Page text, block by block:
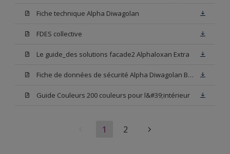
Fiche technique Alpha Diwagolan
FDES collective
Le guide_des solutions facade2 Alphaloxan Extra
Fiche de données de sécurité Alpha Diwagolan Base W05
Guide Couleurs 200 couleurs pour l&#39;intérieur
1 2